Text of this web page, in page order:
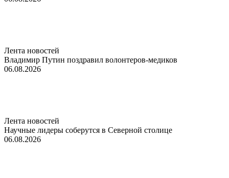
Лента новостей
Владимир Путин поздравил волонтеров-медиков
06.08.2026
Лента новостей
Научные лидеры соберутся в Северной столице
06.08.2026